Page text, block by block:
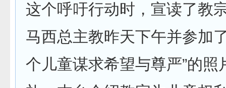
这个呼吁行动时，宣读了教
马西总主教昨天下午并参加
个儿童谋求希望与尊严”的照